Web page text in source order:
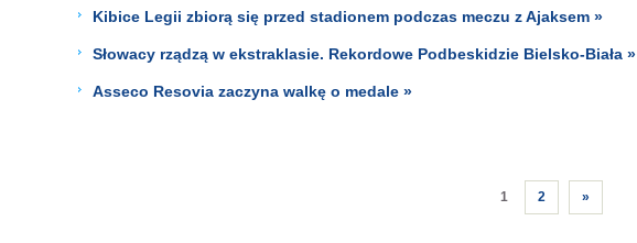
Kibice Legii zbiorą się przed stadionem podczas meczu z Ajaksem »
Słowacy rządzą w ekstraklasie. Rekordowe Podbeskidzie Bielsko-Biała »
Asseco Resovia zaczyna walkę o medale »
1 2 »